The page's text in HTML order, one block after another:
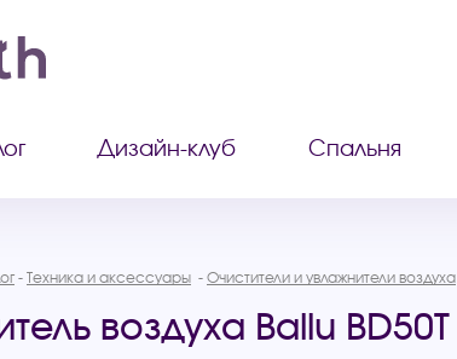
Дизайн-клуб Спальня
Техника и аксессуары Очистители и увлажнители воздуха
воздуха Ballu BD50T